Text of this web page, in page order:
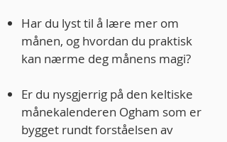
Har du lyst til å lære mer om
månen, og hvordan du praktisk
kan nærme deg månens magi?
Er du nysgjerrig på den keltiske
månekalenderen Ogham som er
bygget rundt forståelsen av